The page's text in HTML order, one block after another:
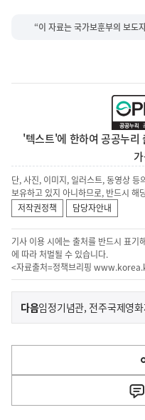
“이 자료는 국가보훈부의 보도
'텍스트'에 한하여 공공누리
단, 사진, 이미지, 일러스트, 동영상
보유하고 있지 아니하므로, 반드시 해
저작권정책
담당자안내
기사 이용 시에는 출처를 반드시 표기
에 따라 처벌될 수 있습니다.
<자료출처=정책브리핑
이
전
다
음
다음기